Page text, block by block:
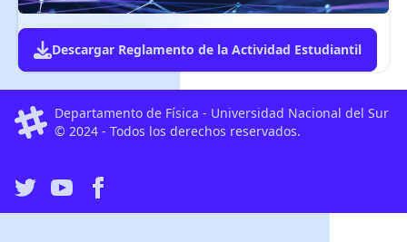
Descargar Reglamento de la Actividad Estudiantil
Departamento de Física - Universidad Nacional del Sur
© 2024 - Todos los derechos reservados.